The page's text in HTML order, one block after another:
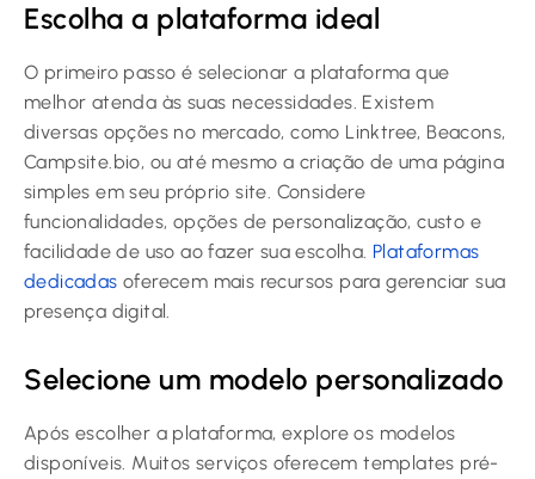
Escolha a plataforma ideal
O primeiro passo é selecionar a plataforma que
melhor atenda às suas necessidades. Existem
diversas opções no mercado, como Linktree, Beacons,
Campsite.bio, ou até mesmo a criação de uma página
simples em seu próprio site. Considere
funcionalidades, opções de personalização, custo e
facilidade de uso ao fazer sua escolha. Plataformas
dedicadas oferecem mais recursos para gerenciar sua
presença digital.
Selecione um modelo personalizado
Após escolher a plataforma, explore os modelos
disponíveis. Muitos serviços oferecem templates pré-